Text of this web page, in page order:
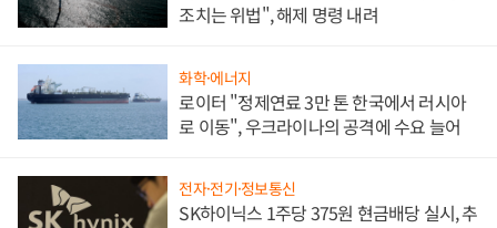
조치는 위법", 해제 명령 내려
화학·에너지
로이터 "정제연료 3만 톤 한국에서 러시아
로 이동", 우크라이나의 공격에 수요 늘어
전자·전기·정보통신
SK하이닉스 1주당 375원 현금배당 실시, 추